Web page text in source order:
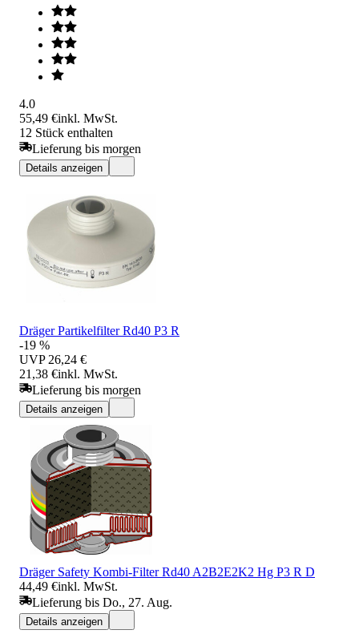
4.0
55,49 €inkl. MwSt.
12 Stück enthalten
Lieferung bis morgen
Details anzeigen
Dräger Partikelfilter Rd40 P3 R
-19 %
UVP 26,24 €
21,38 €inkl. MwSt.
Lieferung bis morgen
Details anzeigen
Dräger Safety Kombi-Filter Rd40 A2B2E2K2 Hg P3 R D
44,49 €inkl. MwSt.
Lieferung bis Do., 27. Aug.
Details anzeigen